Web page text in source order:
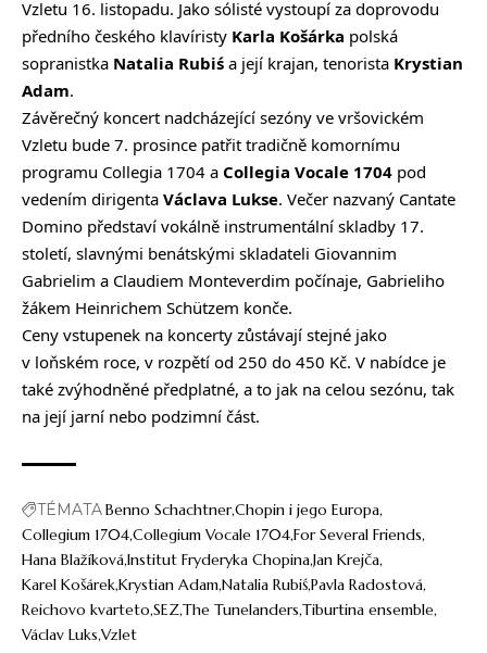
Vzletu 16. listopadu. Jako sólisté vystoupí za doprovodu
předního českého klavíristy Karla Košárka polská
sopranistka Natalia Rubiś a její krajan, tenorista Krystian
Adam.
Závěrečný koncert nadcházející sezóny ve vršovickém
Vzletu bude 7. prosince patřit tradičně komornímu
programu Collegia 1704 a Collegia Vocale 1704 pod
vedením dirigenta Václava Lukse. Večer nazvaný Cantate
Domino představí vokálně instrumentální skladby 17.
století, slavnými benátskými skladateli Giovannim
Gabrielim a Claudiem Monteverdim počínaje, Gabrieliho
žákem Heinrichem Schützem konče.
Ceny vstupenek na koncerty zůstávají stejné jako
v loňském roce, v rozpětí od 250 do 450 Kč. V nabídce je
také zvýhodněné předplatné, a to jak na celou sezónu, tak
na její jarní nebo podzimní část.
TÉMATABenno SchachtnerChopin i jego Europa
Collegium 1704Collegium Vocale 1704For Several Friends
Hana BlažíkováInstitut Fryderyka ChopinaJan Krejča
Karel KošárekKrystian AdamNatalia RubiśPavla Radostová
Reichovo kvarteto SEZThe Tunelanders Tiburtina ensemble
Václav Luks Vzlet